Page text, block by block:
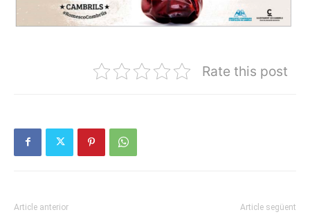
Rate this post
Article anterior Article següent